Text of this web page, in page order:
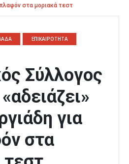
στα μοριακά τεστ
ΕΠΙΚΑΙΡΟΤΗΤΑ
Σύλλογος
για
στα